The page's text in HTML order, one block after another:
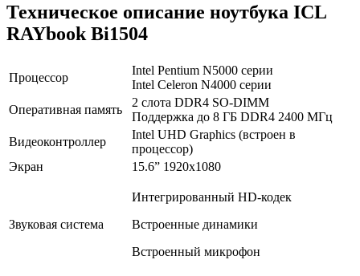
Техническое описание ноутбука ICL
RAYbook Bi1504
Процессор
Intel Pentium N5000 серии
Intel Celeron N4000 серии
Оперативная память
2 слота DDR4 SO-DIMM
Поддержка до 8 ГБ DDR4 2400 МГц
Видеоконтроллер
Intel UHD Graphics (встроен в
процессор)
Экран
15.6” 1920x1080
Звуковая система
Интегрированный HD-кодек
Встроенные динамики
Встроенный микрофон